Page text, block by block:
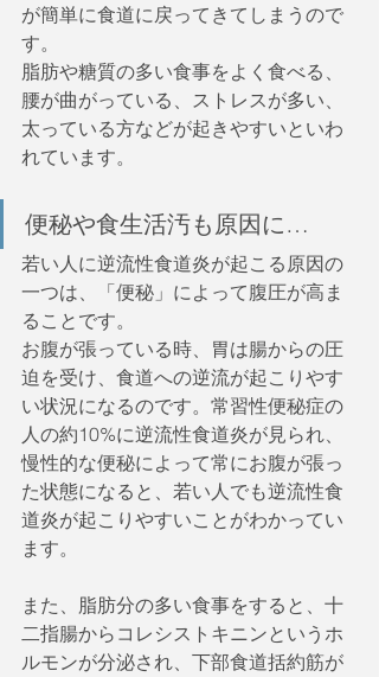
が簡単に食道に戻ってきてしまうので
す。
脂肪や糖質の多い食事をよく食べる、
腰が曲がっている、ストレスが多い、
太っている方などが起きやすいといわ
れています。
便秘や食生活汚も原因に…
若い人に逆流性食道炎が起こる原因の
一つは、「便秘」によって腹圧が高ま
ることです。
お腹が張っている時、胃は腸からの圧
迫を受け、食道への逆流が起こりやす
い状況になるのです。常習性便秘症の
人の約10%に逆流性食道炎が見られ、
慢性的な便秘によって常にお腹が張っ
た状態になると、若い人でも逆流性食
道炎が起こりやすいことがわかってい
ます。
また、脂肪分の多い食事をすると、十
二指腸からコレシストキニンというホ
ルモンが分泌され、下部食道括約筋が